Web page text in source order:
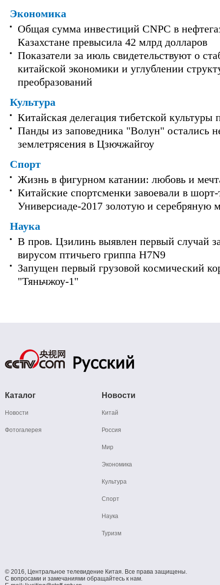
Экономика
Общая сумма инвестиций CNPC в
Казахстане превысила 42 млрд долларов
Показатели за июль свидетельствуют о
китайской экономики и углублении
преобразований
Культура
Китайская делегация тибетской культуры
Панды из заповедника "Волун" остались
землетрясения в Цзючжайгоу
Спорт
Жизнь в фигурном катании: любовь и
Китайские спортсменки завоевали в шорт-
Универсиаде-2017 золотую и серебряную
Наука
В пров. Цзилинь выявлен первый случай
вирусом птичьего гриппа H7N9
Запущен первый грузовой космический
"Тяньчжоу-1"
Каталог
Новости
Фотогалерея
Новости
Китай
Россия
Мир
Экономика
Культура
Спорт
Наука
Туризм
© 2016, Центральное телевидение Китая. Все права защищены.
С вопросами и замечаниями обращайтесь к нам.